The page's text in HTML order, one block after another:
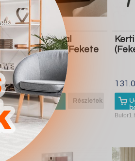
Fésülködő asztal
Providence 186 (Fekete
Fényes fekete)
62.400 Ft
Ugrás a
boltba
Részletek
Butor1.hu